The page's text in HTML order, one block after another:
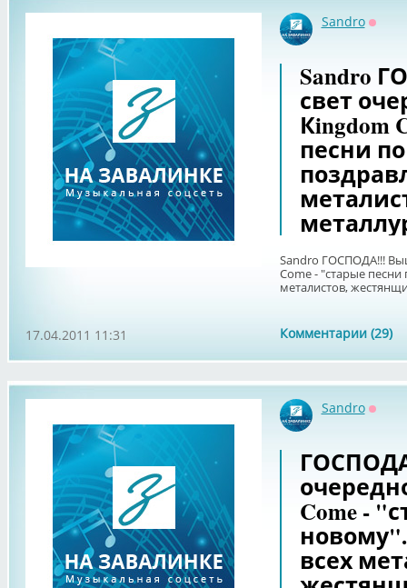
Sandro
Sandro
свет
Кingdom
песни
Sandro ГОСПОДА!!!
Come - "старые
металистов,
Комментарии (29)
17.04.2011 11:31
Sandro
Come -
всех